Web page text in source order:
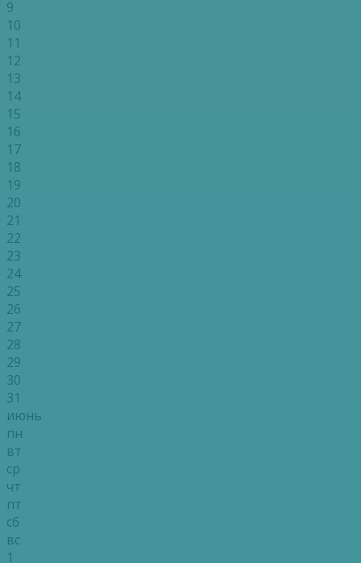
9
10
11
12
13
14
15
16
17
18
19
20
21
22
23
24
25
26
27
28
29
30
31
июнь
пн
вт
ср
чт
пт
сб
вс
1